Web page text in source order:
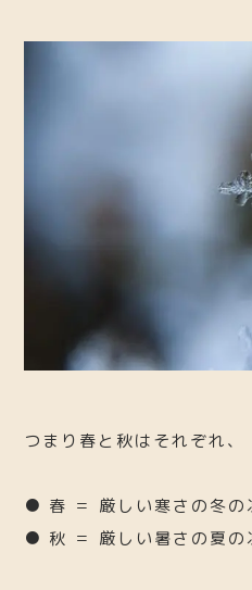
つまり春と秋はそれぞれ、
● 春 ＝ 厳しい寒さの冬の
● 秋 ＝ 厳しい暑さの夏の